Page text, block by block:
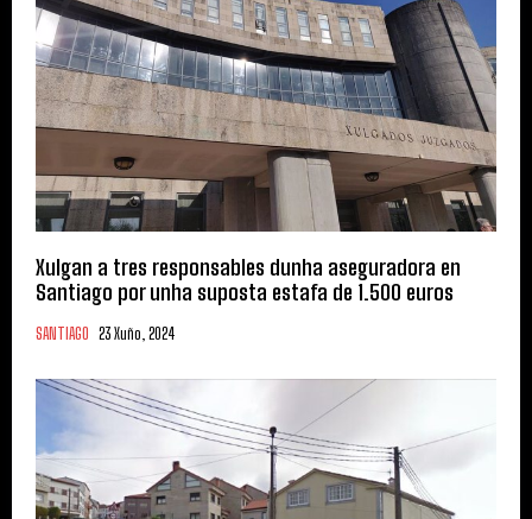
Xulgan a tres responsables dunha aseguradora en
Santiago por unha suposta estafa de 1.500 euros
SANTIAGO 23 Xuño, 2024